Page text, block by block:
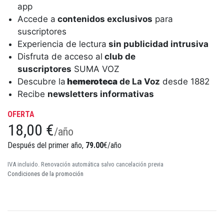
app
Accede a contenidos exclusivos para
suscriptores
Experiencia de lectura sin publicidad intrusiva
Disfruta de acceso al club de
suscriptores SUMA VOZ
Descubre la hemeroteca de La Voz desde 1882
Recibe newsletters informativas
OFERTA
18,00 €/año
Después del primer año, 79.00€/año
IVA incluido. Renovación automática salvo cancelación previa
Condiciones de la promoción